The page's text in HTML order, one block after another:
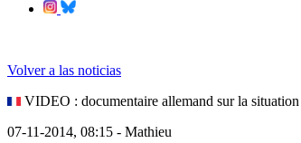
Volver a las noticias
VIDEO : documentaire allemand sur la
07-11-2014, 08:15 - Mathieu